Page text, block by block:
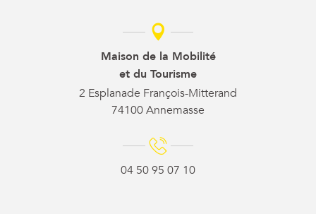
Maison de la Mobilité
et du Tourisme
2 Esplanade François-Mitterand
74100 Annemasse
04 50 95 07 10